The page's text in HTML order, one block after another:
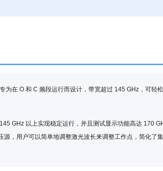
在 O 和 C 频段运行而设计，带宽超过 145 GHz，可轻
GHz 以上实现稳定运行，并且测试显示功能高达 170
，用户可以简单地调整激光波长来调整工作点，简化了